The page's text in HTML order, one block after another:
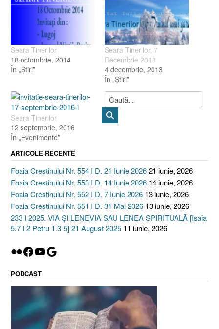
Seara Tinerilor
18 octombrie, 2014
În „Ştiri”
Seara Tinerilor, 7
Decembrie 2013
4 decembrie, 2013
În „Ştiri”
Seara Tinerilor
12 septembrie, 2016
În „Evenimente”
ARTICOLE RECENTE
Foaia Creștinului Nr. 554 I D. 21 Iunie 202621 iunie, 2026
Foaia Creștinului Nr. 553 I D. 14 Iunie 2026 14 iunie, 2026
Foaia Creștinului Nr. 552 I D. 7 Iunie 2026 13 iunie, 2026
Foaia Creștinului Nr. 551 I D. 31 Mai 2026 13 iunie, 2026
233 I 2025. VIA ȘI LENEVIA SAU LENEA SPIRITUALĂ [Isaia
5.7 I 2 Petru 1.3-5] 21 August 2025 11 iunie, 2026
Flickr
Facebook
YouTube
Google
PODCAST